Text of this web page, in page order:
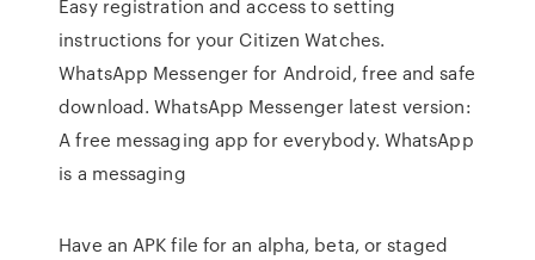
Easy registration and access to setting
instructions for your Citizen Watches.
WhatsApp Messenger for Android, free and safe
download. WhatsApp Messenger latest version:
A free messaging app for everybody. WhatsApp
is a messaging
Have an APK file for an alpha, beta, or staged